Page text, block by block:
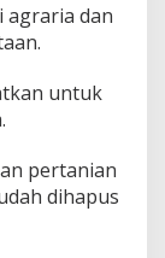
agraria dan
untuk
pertanian
dihapus